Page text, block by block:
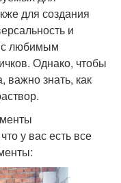
для создания
и
любимым
Однако, чтобы
важно знать, как
у вас есть все